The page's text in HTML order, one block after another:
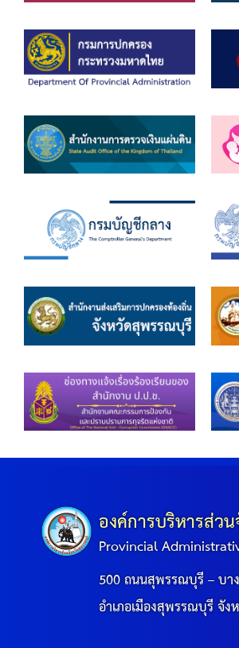
องค์การบริหารส่ว
Provincial
500 ถนนสุพรรณบุรี – บ
อำเภอเมืองสุพรรณบุรี จั